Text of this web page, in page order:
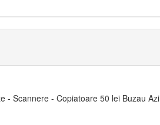
- Scannere - Copiatoare 50 lei Buzau Azi